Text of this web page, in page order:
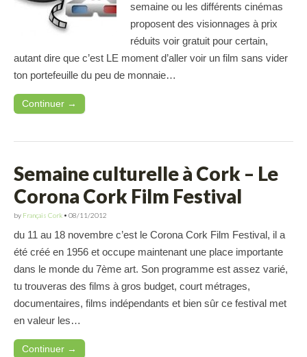
semaine ou les différents cinémas
proposent des visionnages à prix
réduits voir gratuit pour certain,
autant dire que c’est LE moment d’aller voir un film sans vider
ton portefeuille du peu de monnaie…
Continuer →
Semaine culturelle à Cork – Le
Corona Cork Film Festival
by Français Cork • 08/11/2012
du 11 au 18 novembre c’est le Corona Cork Film Festival, il a
été créé en 1956 et occupe maintenant une place importante
dans le monde du 7ème art. Son programme est assez varié,
tu trouveras des films à gros budget, court métrages,
documentaires, films indépendants et bien sûr ce festival met
en valeur les…
Continuer →